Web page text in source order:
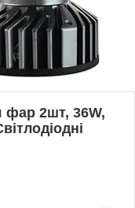
фар 2шт, 36W,